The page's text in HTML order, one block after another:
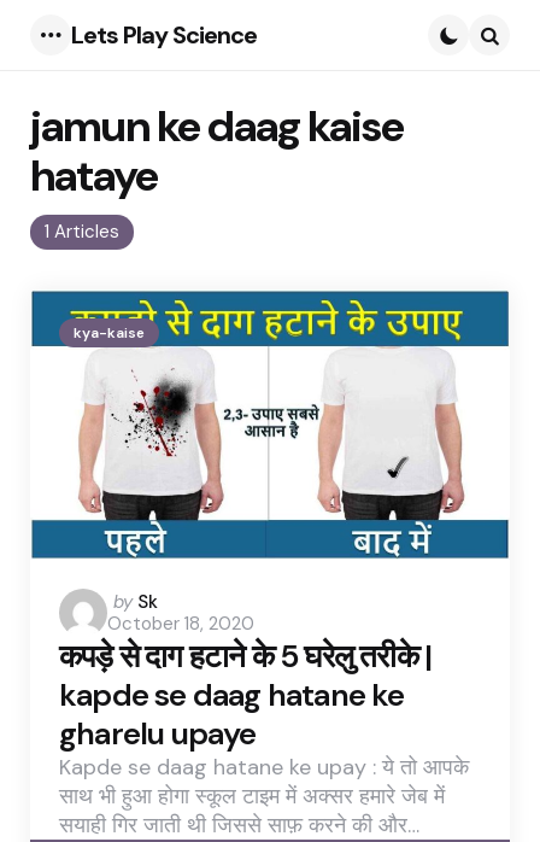
Lets Play Science
1 Articles
jamun ke daag kaise
hataye
kya-kaise
Posted
by
by Sk
October 18, 2020
कपड़े से दाग हटाने के 5 घरेलु तरीके |
kapde se daag hatane ke
gharelu upaye
Kapde se daag hatane ke upay : ये तो आपके
साथ भी हुआ होगा स्कूल टाइम में अक्सर हमारे जेब में
सयाही गिर जाती थी जिससे साफ़ करने की और…